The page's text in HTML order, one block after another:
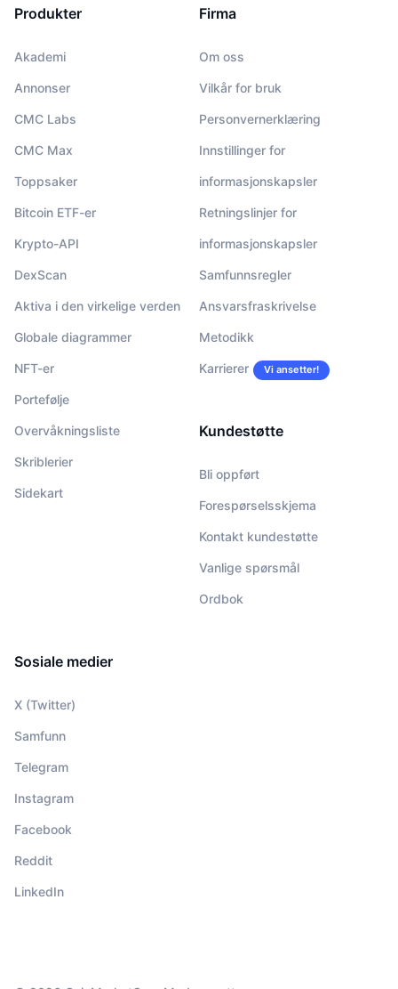
Produkter
Akademi
Annonser
CMC Labs
CMC Max
Toppsaker
Bitcoin ETF-er
Krypto-API
DexScan
Aktiva i den virkelige verden
Globale diagrammer
NFT-er
Portefølje
Overvåkningsliste
Skriblerier
Sidekart
Firma
Om oss
Vilkår for bruk
Personvernerklæring
Innstillinger for
informasjonskapsler
Retningslinjer for
informasjonskapsler
Samfunnsregler
Ansvarsfraskrivelse
Metodikk
Karrierer Vi ansetter!
Kundestøtte
Bli oppført
Forespørselsskjema
Kontakt kundestøtte
Vanlige spørsmål
Ordbok
Sosiale medier
X (Twitter)
Samfunn
Telegram
Instagram
Facebook
Reddit
LinkedIn